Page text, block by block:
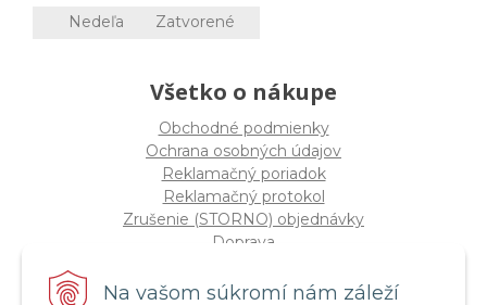
Na vašom súkromí nám záleží
Nedeľa
Zatvorené
Všetko o nákupe
Obchodné podmienky
Ochrana osobných údajov
Reklamačný poriadok
Reklamačný protokol
Zrušenie (STORNO) objednávky
Doprava
Štatút súťaže "Vianoce 2025"